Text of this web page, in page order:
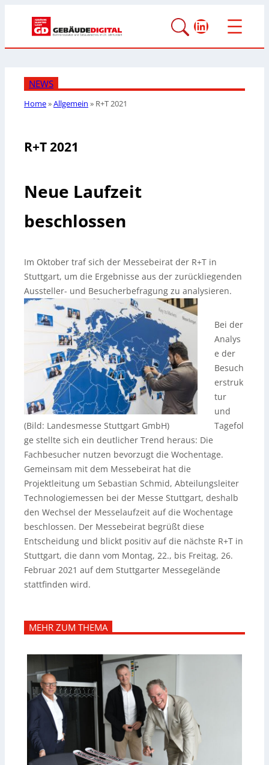
LinkedIn
NEWS
Home»Allgemein » R+T 2021
R+T 2021
Neue Laufzeit
beschlossen
Im Oktober traf sich der Messebeirat der R+T in
Stuttgart, um die Ergebnisse aus der zurückliegenden
Aussteller- und Besucherbefragung zu analysieren.
(Bild: Landesmesse Stuttgart GmbH)
Bei der
Analys
e der
Besuch
erstruk
tur
und
Tagefol
ge stellte sich ein deutlicher Trend heraus: Die
Fachbesucher nutzen bevorzugt die Wochentage.
Gemeinsam mit dem Messebeirat hat die
Projektleitung um Sebastian Schmid, Abteilungsleiter
Technologiemessen bei der Messe Stuttgart, deshalb
den Wechsel der Messelaufzeit auf die Wochentage
beschlossen. Der Messebeirat begrüßt diese
Entscheidung und blickt positiv auf die nächste R+T in
Stuttgart, die dann vom Montag, 22., bis Freitag, 26.
Februar 2021 auf dem Stuttgarter Messegelände
stattfinden wird.
MEHR ZUM THEMA